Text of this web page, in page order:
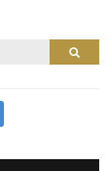
Search